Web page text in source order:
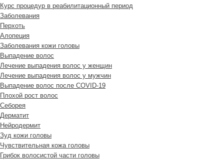
Курс процедур в реабилитационный период
Заболевания
Перхоть
Алопеция
Заболевания кожи головы
Выпадение волос
Лечение выпадения волос у женщин
Лечение выпадения волос у мужчин
Выпадение волос после COVID-19
Плохой рост волос
Cеборея
Дерматит
Нейродермит
Зуд кожи головы
Чувствительная кожа головы
Грибок волосистой части головы